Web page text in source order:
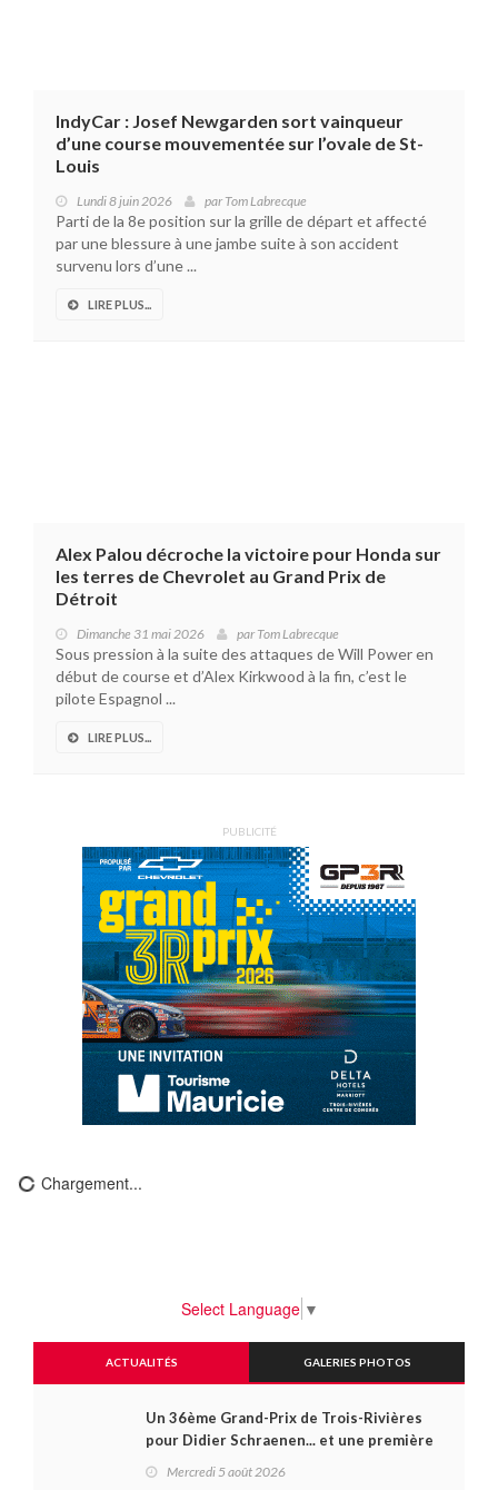
IndyCar : Josef Newgarden sort vainqueur
d’une course mouvementée sur l’ovale de St-
Louis
Lundi 8 juin 2026 par Tom Labrecque
Parti de la 8e position sur la grille de départ et affecté
par une blessure à une jambe suite à son accident
survenu lors d’une ...
LIRE PLUS...
Alex Palou décroche la victoire pour Honda sur
les terres de Chevrolet au Grand Prix de
Détroit
Dimanche 31 mai 2026 par Tom Labrecque
Sous pression à la suite des attaques de Will Power en
début de course et d’Alex Kirkwood à la fin, c’est le
pilote Espagnol ...
LIRE PLUS...
PUBLICITÉ
Chargement...
Select Language ▼
ACTUALITÉS GALERIES PHOTOS
Un 36ème Grand-Prix de Trois-Rivières
pour Didier Schraenen... et une première
Mercredi 5 août 2026